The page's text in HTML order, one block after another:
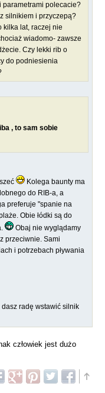
parametrami polecacie?
silnikiem i przyczepą?
kilka lat, raczej nie
wiadomo- zawsze
Czy lekki rib o
do podniesienia
, to sam sobie
Kolega baunty ma
do RIB-a, a
preferuje "spanie na
Obie łódki są do
Obaj nie wyglądamy
przeciwnie. Sami
i potrzebach pływania
radę wstawić silnik
człowiek jest dużo